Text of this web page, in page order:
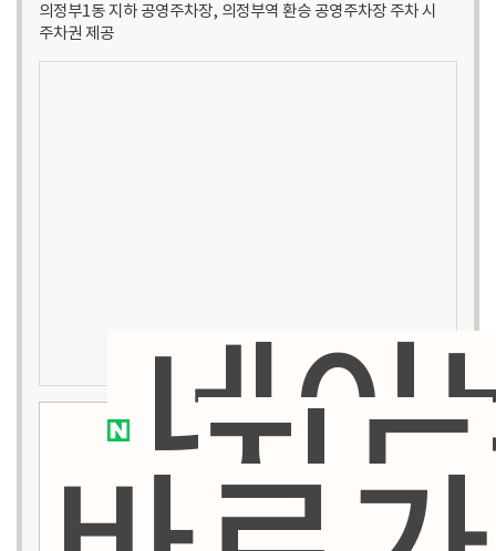
의정부1동 지하 공영주차장, 의정부역 환승 공영주차장 주차 시
주차권 제공
네이
지도